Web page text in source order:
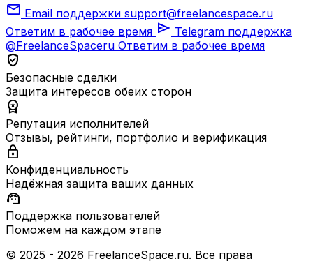
mail Email поддержки support@freelancespace.ru
Ответим в рабочее время send Telegram поддержка
@FreelanceSpaceru Ответим в рабочее время
verified_user
Безопасные сделки
Защита интересов обеих сторон
workspace_premium
Репутация исполнителей
Отзывы, рейтинги, портфолио и верификация
lock
Конфиденциальность
Надёжная защита ваших данных
support_agent
Поддержка пользователей
Поможем на каждом этапе
© 2025 - 2026 FreelanceSpace.ru. Все права